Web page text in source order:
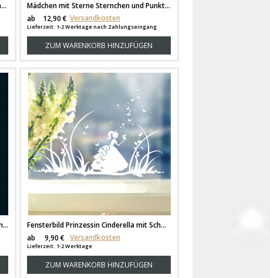
Eiskönigin Prinzessin Frozen Sterne Schneeflocken fluoreszierend M1663
Mädchen mit Sterne Sternchen und Punkten fluoreszierend M919
ab
12,90 € Versandkosten
Lieferzeit: 1-2 Werktage nach Zahlungseingang
ZUM WARENKORB HINZUFÜGEN
Lichtschalteraufkleber Leuchtsticker Wandtattoo Einhorn mit Schmetterlinge und Sternen fluoreszierend nachtleuchtend M1400
Fensterbild Prinzessin Cinderella mit Schmetterlingen M1368f
ab
9,90 € Versandkosten
Lieferzeit: 1-2 Werktage
ZUM WARENKORB HINZUFÜGEN